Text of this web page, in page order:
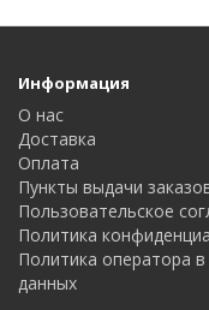
Информация
О нас
Доставка
Оплата
Пункты выдачи
Пользовательское
Политика
Политика оператора
данных